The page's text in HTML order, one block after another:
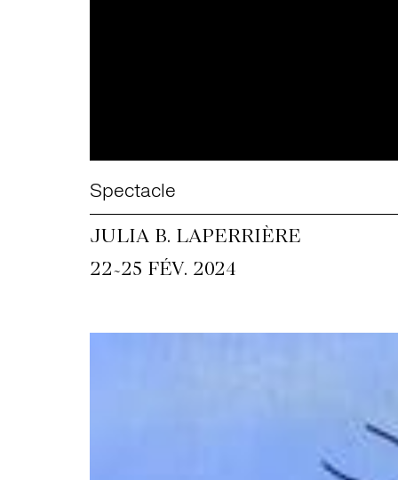
Spectacle
JULIA B. LAPERRIÈRE
22~25 FÉV. 2024